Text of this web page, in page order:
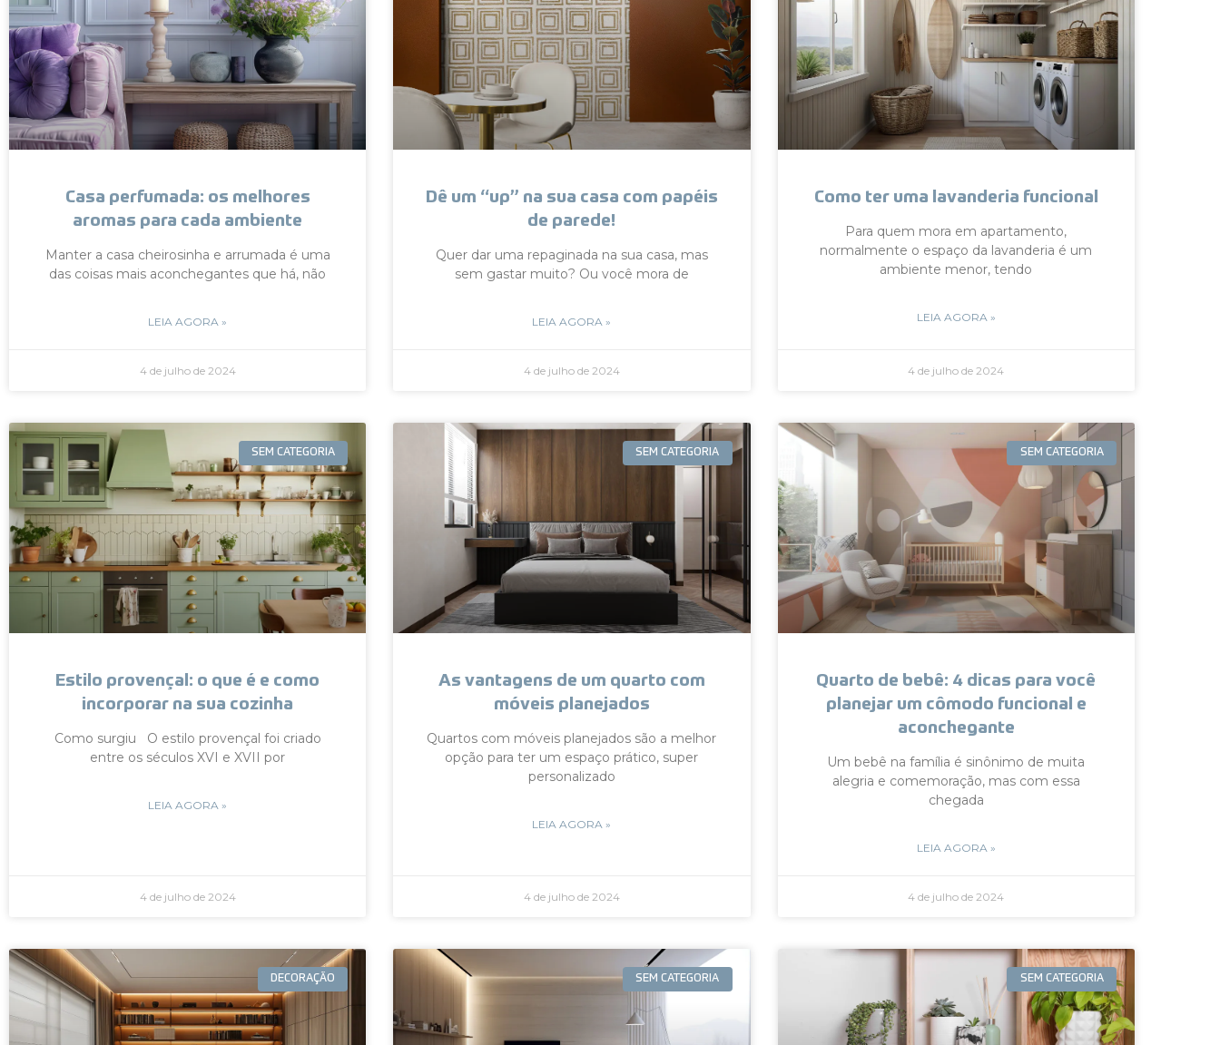
Casa perfumada: os melhores
aromas para cada ambiente
Manter a casa cheirosinha e arrumada é uma
das coisas mais aconchegantes que há, não
LEIA AGORA »
4 de julho de 2024
Dê um “up” na sua casa com papéis
de parede!
Quer dar uma repaginada na sua casa, mas
sem gastar muito? Ou você mora de
LEIA AGORA »
4 de julho de 2024
Como ter uma lavanderia funcional
Para quem mora em apartamento,
normalmente o espaço da lavanderia é um
ambiente menor, tendo
LEIA AGORA »
4 de julho de 2024
SEM CATEGORIA
Estilo provençal: o que é e como
incorporar na sua cozinha
Como surgiu O estilo provençal foi criado
entre os séculos XVI e XVII por
LEIA AGORA »
4 de julho de 2024
SEM CATEGORIA
As vantagens de um quarto com
móveis planejados
Quartos com móveis planejados são a melhor
opção para ter um espaço prático, super
personalizado
LEIA AGORA »
4 de julho de 2024
SEM CATEGORIA
Quarto de bebê: 4 dicas para você
planejar um cômodo funcional e
aconchegante
Um bebê na família é sinônimo de muita
alegria e comemoração, mas com essa
chegada
LEIA AGORA »
4 de julho de 2024
DECORAÇÃO SEM CATEGORIA SEM CATEGORIA